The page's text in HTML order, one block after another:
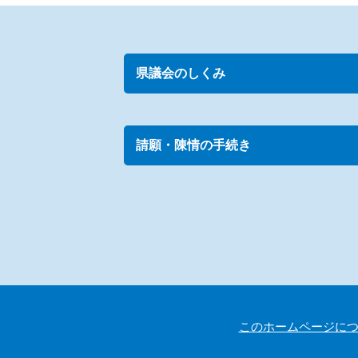
県議会のしくみ
請願・陳情の手続き
このホームページに